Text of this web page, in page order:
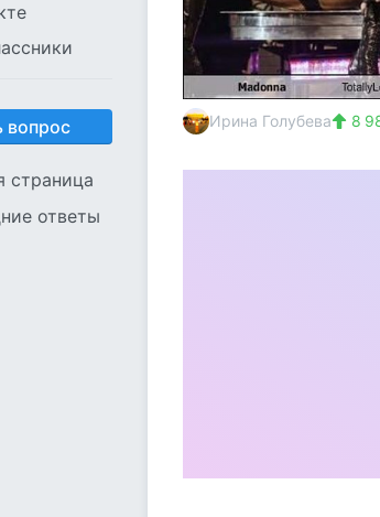
вопрос
страница
ответы
Ирина Голубева 8